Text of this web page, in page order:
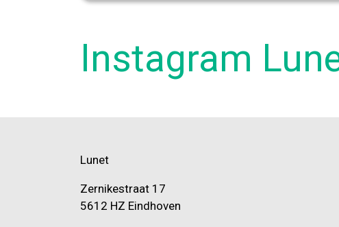
Instagram
Lunet
Zernikestraat 17
5612 HZ Eindhoven